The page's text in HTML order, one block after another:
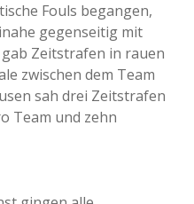
Fouls begangen,
gegenseitig mit
Zeitstrafen in rauen
zwischen dem Team
sah drei Zeitstrafen
Team und zehn